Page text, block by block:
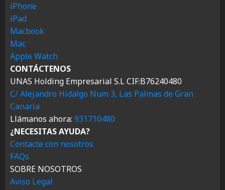
iPhone
iPad
Macbook
Mac
Apple Watch
CONTÁCTENOS
UNAS Holding Empresarial S.L CIF:B76240480
C/ Alejandro Hidalgo Num 3, Las Palmas de Gran
Canaria
Llámanos ahora: 931710480
¿NECESITAS AYUDA?
Contacte con nosotros
FAQs
SOBRE NOSOTROS
Aviso Legal